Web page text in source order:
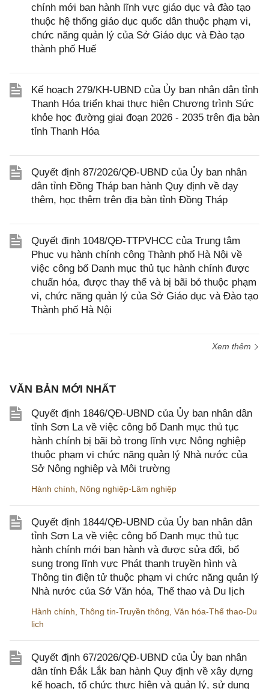
chính mới ban hành lĩnh vực giáo dục và đào tạo
thuộc hệ thống giáo dục quốc dân thuộc phạm vi,
chức năng quản lý của Sở Giáo dục và Đào tạo
thành phố Huế
Kế hoạch 279/KH-UBND của Ủy ban nhân dân tỉnh
Thanh Hóa triển khai thực hiện Chương trình Sức
khỏe học đường giai đoạn 2026 - 2035 trên địa bàn
tỉnh Thanh Hóa
Quyết định 87/2026/QĐ-UBND của Ủy ban nhân
dân tỉnh Đồng Tháp ban hành Quy định về dạy
thêm, học thêm trên địa bàn tỉnh Đồng Tháp
Quyết định 1048/QĐ-TTPVHCC của Trung tâm
Phục vụ hành chính công Thành phố Hà Nội về
việc công bố Danh mục thủ tục hành chính được
chuẩn hóa, được thay thế và bị bãi bỏ thuộc phạm
vi, chức năng quản lý của Sở Giáo dục và Đào tạo
Thành phố Hà Nội
Xem thêm
VĂN BẢN MỚI NHẤT
Quyết định 1846/QĐ-UBND của Ủy ban nhân dân
tỉnh Sơn La về việc công bố Danh mục thủ tục
hành chính bị bãi bỏ trong lĩnh vực Nông nghiệp
thuộc phạm vi chức năng quản lý Nhà nước của
Sở Nông nghiệp và Môi trường
Hành chính Nông nghiệp-Lâm nghiệp
Quyết định 1844/QĐ-UBND của Ủy ban nhân dân
tỉnh Sơn La về việc công bố Danh mục thủ tục
hành chính mới ban hành và được sửa đổi, bổ
sung trong lĩnh vực Phát thanh truyền hình và
Thông tin điện tử thuộc phạm vi chức năng quản lý
Nhà nước của Sở Văn hóa, Thể thao và Du lịch
Hành chính Thông tin-Truyền thông Văn hóa-Thể thao-Du
lịch
Quyết định 67/2026/QĐ-UBND của Ủy ban nhân
dân tỉnh Đắk Lắk ban hành Quy định về xây dựng
kế hoạch, tổ chức thực hiện và quản lý, sử dụng